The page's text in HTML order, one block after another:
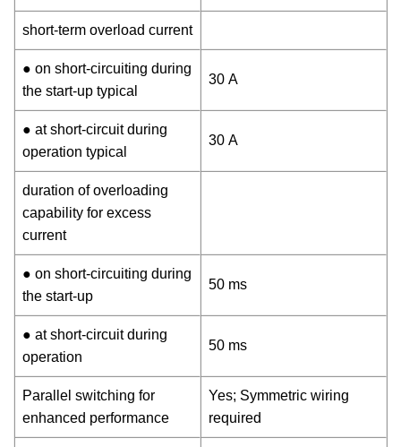
short-term overload current
● on short-circuiting during
the start-up typical
30 A
● at short-circuit during
operation typical
30 A
duration of overloading
capability for excess
current
● on short-circuiting during
the start-up
50 ms
● at short-circuit during
operation
50 ms
Parallel switching for
enhanced performance
Yes; Symmetric wiring
required